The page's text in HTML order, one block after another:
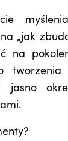
„jak
na
tworzenia